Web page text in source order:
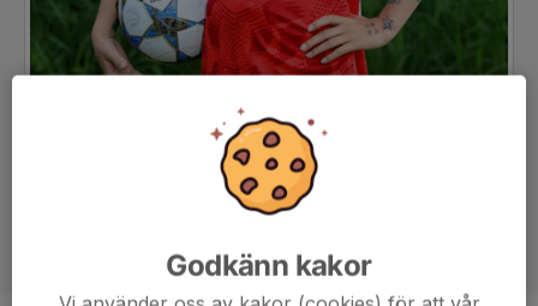
Godkänn kakor